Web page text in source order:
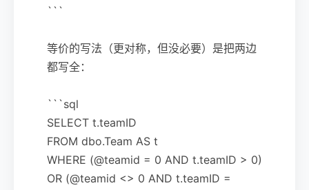
```
等价的写法（更对称，但没必要）是把两边
都写全：
```sql
SELECT t.teamID
FROM dbo.Team AS t
WHERE (@teamid = 0 AND t.teamID > 0)
OR (@teamid <> 0 AND t.teamID =